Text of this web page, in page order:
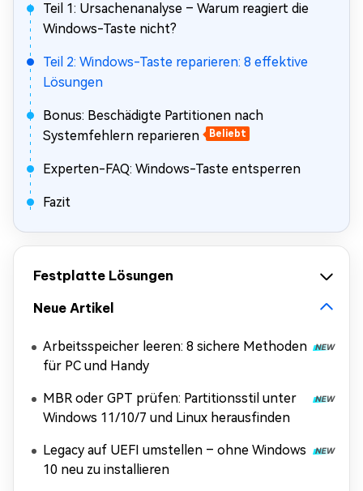
Teil 1: Ursachenanalyse – Warum reagiert die
Windows-Taste nicht?
Teil 2: Windows-Taste reparieren: 8 effektive
Lösungen
Bonus: Beschädigte Partitionen nach
Systemfehlern reparieren
Beliebt
Experten-FAQ: Windows-Taste entsperren
Fazit
Festplatte Lösungen
Neue Artikel
Arbeitsspeicher leeren: 8 sichere Methoden
für PC und Handy
MBR oder GPT prüfen: Partitionsstil unter
Windows 11/10/7 und Linux herausfinden
Legacy auf UEFI umstellen – ohne Windows
10 neu zu installieren